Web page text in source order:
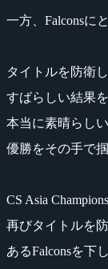
一方、Falconsに
タイトルを防衛
すばらしい結果
本当に素晴らし
優勝をその手で
CS Asia
再びタイトルを
あるFalconsを下